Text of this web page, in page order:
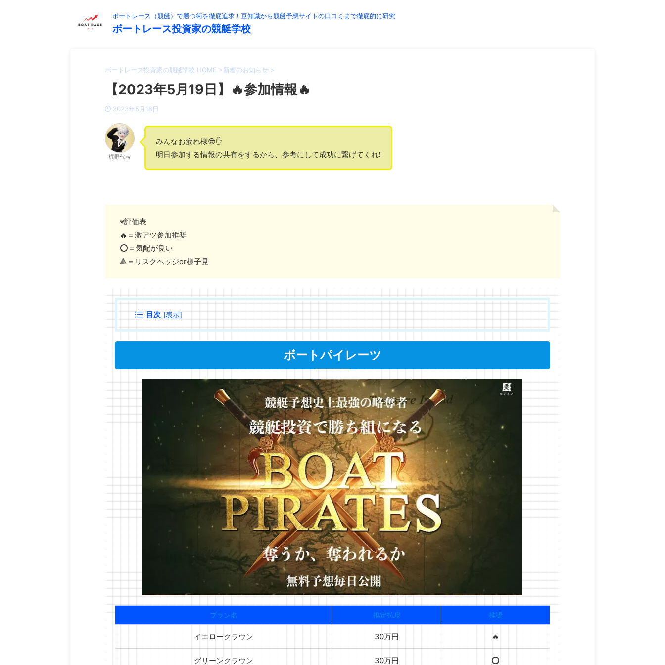
ボートレース（競艇）で勝つ術を徹底追求！豆知識から競艇予想サイトの口コミまで徹底的に研究
ボートレース投資家の競艇学校
ボートレース投資家の競艇学校 HOME >新着のお知らせ >
【2023年5月19日】🔥参加情報🔥
2023年5月18日
梶野代表
みんなお疲れ様😎✋
明日参加する情報の共有をするから、参考にして成功に繋げてくれ❗️
※評価表
🔥＝激アツ参加推奨
⭕️＝気配が良い
🔺＝リスクヘッジor様子見
目次 [表示]
ボートパイレーツ
プラン名 推定払戻 推奨
イエロークラウン 30万円 🔥
グリーンクラウン 30万円 ⭕️